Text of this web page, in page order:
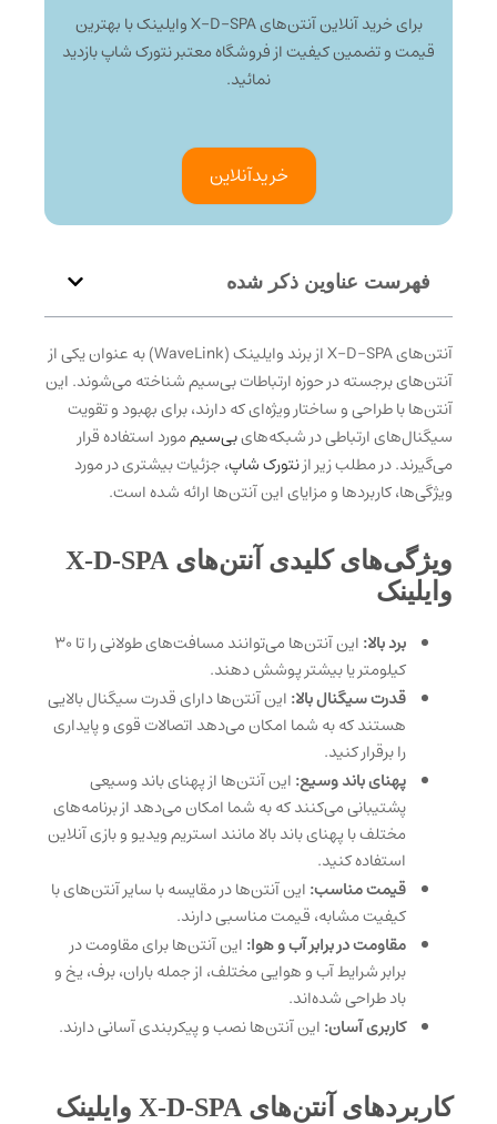
برای خرید آنلاین آنتن‌های X-D-SPA وایلینک با بهترین
قیمت و تضمین کیفیت از فروشگاه معتبر نتورک شاپ بازدید
نمائید.
خرید‌آنلاین
فهرست عناوین ذکر شده
آنتن‌های X-D-SPA از برند وایلینک (WaveLink) به عنوان یکی از
آنتن‌های برجسته در حوزه ارتباطات بی‌سیم شناخته می‌شوند. این
آنتن‌ها با طراحی و ساختار ویژه‌ای که دارند، برای بهبود و تقویت
سیگنال‌های ارتباطی در شبکه‌هایبی‌سیممورد استفاده قرار
می‌گیرند. در مطلب زیر ازنتورک شاپ، جزئیات بیشتری در مورد
ویژگی‌ها، کاربردها و مزایای این آنتن‌ها ارائه شده است.
ویژگی‌های کلیدی آنتن‌های X-D-SPA
وایلینک
برد بالا:
این آنتن‌ها می‌توانند مسافت‌های طولانی را تا 30
کیلومتر یا بیشتر پوشش دهند.
قدرت سیگنال بالا: این آنتن‌ها دارای قدرت سیگنال بالایی
هستند که به شما امکان می‌دهد اتصالات قوی و پایداری
را برقرار کنید.
پهنای باند وسیع: این آنتن‌ها از پهنای باند وسیعی
پشتیبانی می‌کنند که به شما امکان می‌دهد از برنامه‌های
مختلف با پهنای باند بالا مانند استریم ویدیو و بازی آنلاین
استفاده کنید.
قیمت مناسب: این آنتن‌ها در مقایسه با سایر آنتن‌های با
کیفیت مشابه، قیمت مناسبی دارند.
مقاومت در برابر آب و هوا: این آنتن‌ها برای مقاومت در
برابر شرایط آب و هوایی مختلف، از جمله باران، برف، یخ و
باد طراحی شده‌اند.
کاربری آسان: این آنتن‌ها نصب و پیکربندی آسانی دارند.
کاربردهای آنتن‌های X-D-SPA وایلینک